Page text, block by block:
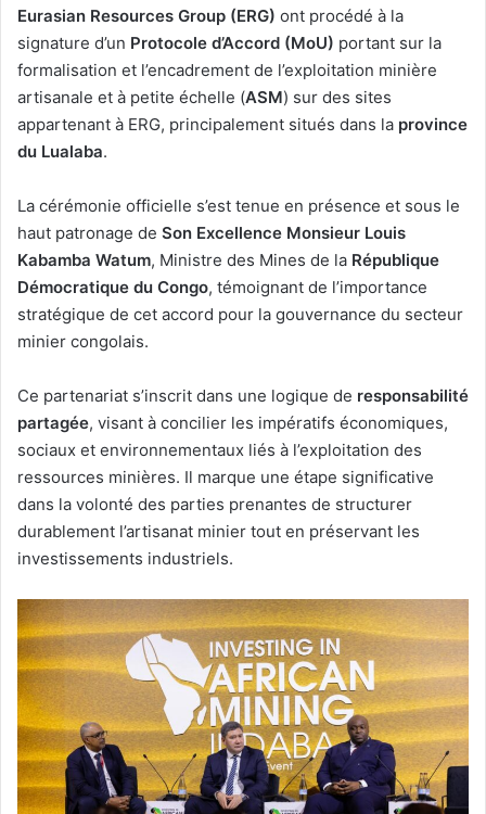
Eurasian Resources Group (ERG) ont procédé à la
signature d’un Protocole d’Accord (MoU) portant sur la
formalisation et l’encadrement de l’exploitation minière
artisanale et à petite échelle (ASM) sur des sites
appartenant à ERG, principalement situés dans la province
du Lualaba.
La cérémonie officielle s’est tenue en présence et sous le
haut patronage de Son Excellence Monsieur Louis
Kabamba Watum, Ministre des Mines de la République
Démocratique du Congo, témoignant de l’importance
stratégique de cet accord pour la gouvernance du secteur
minier congolais.
Ce partenariat s’inscrit dans une logique de responsabilité
partagée, visant à concilier les impératifs économiques,
sociaux et environnementaux liés à l’exploitation des
ressources minières. Il marque une étape significative
dans la volonté des parties prenantes de structurer
durablement l’artisanat minier tout en préservant les
investissements industriels.